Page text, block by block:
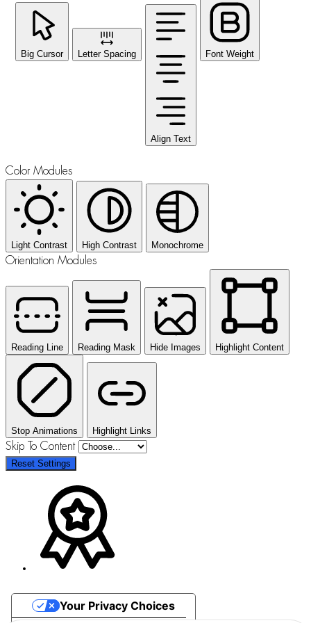
Big Cursor Letter Spacing
Align Text
Font Weight
Color Modules
Light Contrast High Contrast Monochrome
Orientation Modules
Reading Line Reading Mask Hide Images Highlight Content
Stop Animations Highlight Links
Skip To Content
Reset Settings
Your Privacy Choices